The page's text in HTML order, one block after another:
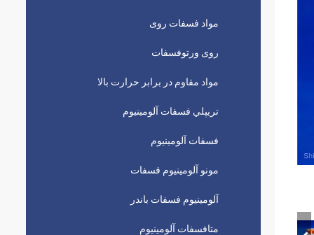
مواد فسفات روی
روی ورتوفسفات
مواد مقاوم در برابر حرارت بالا
تريپلي فسفات آلومينيوم
فسفات آلومینیوم
مونو آلومینیوم فسفات
آلومینیوم فسفات باندر
متافسفات آلومینیوم